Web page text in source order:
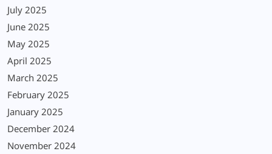
July 2025
June 2025
May 2025
April 2025
March 2025
February 2025
January 2025
December 2024
November 2024